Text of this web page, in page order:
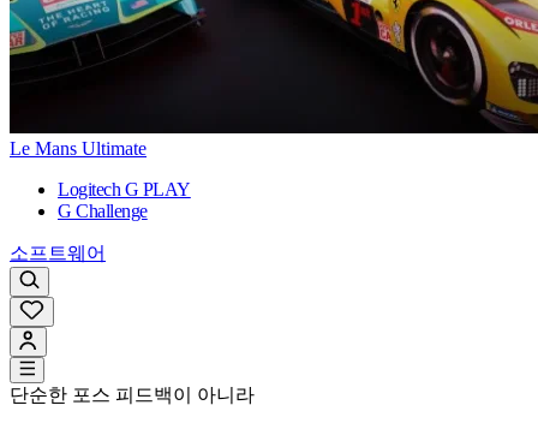
Le Mans Ultimate
Logitech G PLAY
G Challenge
소프트웨어
단순한 포스 피드백이 아니라